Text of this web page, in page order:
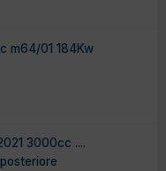
m64/01 184Kw
3000cc ....